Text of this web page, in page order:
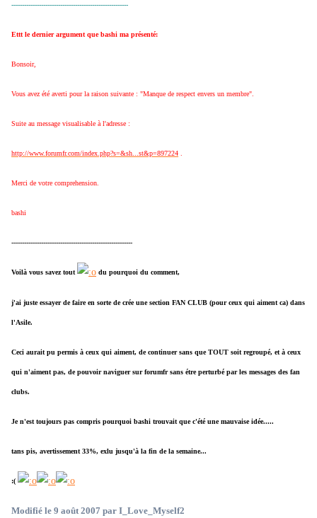
-------------------------------------------------------
Ettt le dernier argument que bashi ma présenté:
Bonsoir,
Vous avez été averti pour la raison suivante : "Manque de respect envers un membre".
Suite au message visualisable à l'adresse :
http://www.forumfr.com/index.php?s=&sh...st&p=897224
Merci de votre comprehension.
bashi
---------------------------------------------------------
Voilà vous savez tout du pourquoi du comment,
j'ai juste essayer de faire en sorte de crée une section FAN CLUB (pour ceux qui aiment ca) dans
l'Asile.
Ceci aurait pu permis à ceux qui aiment, de continuer sans que TOUT soit regroupé, et à ceux
qui n'aiment pas, de pouvoir naviguer sur forumfr sans étre perturbé par les messages des fan
clubs.
Je n'est toujours pas compris pourquoi bashi trouvait que c'été une mauvaise idée.....
tans pis, avertissement 33%, exlu jusqu'à la fin de la semaine...
:(
Modifié le 9 août 2007 par I_Love_Myself2